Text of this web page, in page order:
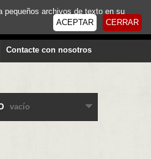
Contacte con nosotros
vacío
pequeños archivos de texto en su
CERRAR
ACEPTAR